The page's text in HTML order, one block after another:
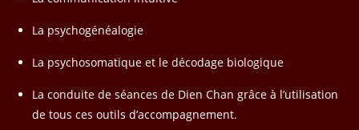
La psychogénéalogie
La psychosomatique et le décodage biologique
La conduite de séances de Dien Chan grâce à l’utilisation
de tous ces outils d’accompagnement.